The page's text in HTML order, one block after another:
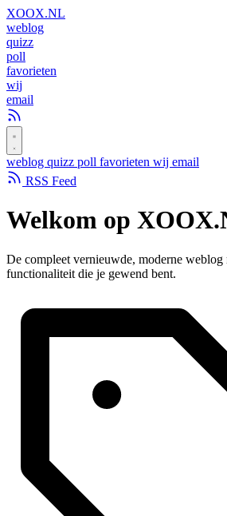
XOOX.NL
weblog
quizz
poll
favorieten
wij
email
weblog quizz poll favorieten wij email
RSS Feed
Welkom op
De compleet vernieuwde, moderne weblog
functionaliteit die je gewend bent.